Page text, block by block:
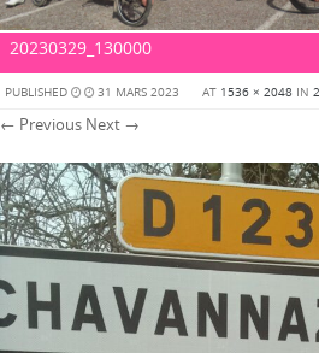
20230329_130000
PUBLISHED 31 MARS 2023 AT 1536 × 2048 IN
← Previous Next →